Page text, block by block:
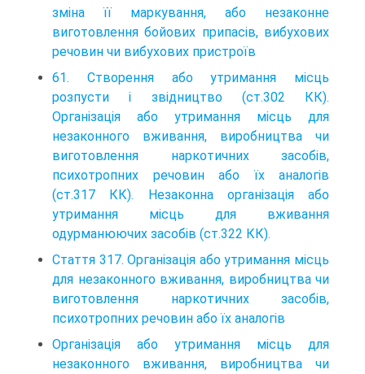
зміна її маркування, або незаконне
виготовлення бойових припасів, вибухових
речовин чи вибухових пристроїв
61. Створення або утримання місць
розпусти і звідництво (ст.302 КК).
Організація або утримання місць для
незаконного вживання, виробництва чи
виготовлення наркотичних засобів,
психотропних речовин або їх аналогів
(ст.317 КК). Незаконна організація або
утримання місць для вживання
одурманюючих засобів (ст.322 КК).
Стаття 317. Організація або утримання місць
для незаконного вживання, виробництва чи
виготовлення наркотичних засобів,
психотропних речовин або їх аналогів
Організація або утримання місць для
незаконного вживання, виробництва чи